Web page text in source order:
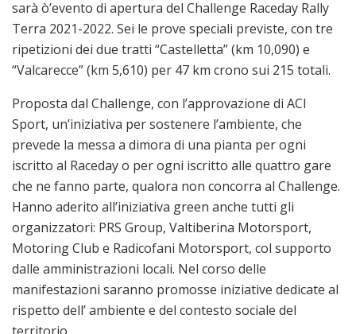
sarà ò’evento di apertura del Challenge Raceday Rally
Terra 2021-2022. Sei le prove speciali previste, con tre
ripetizioni dei due tratti “Castelletta” (km 10,090) e
“Valcarecce” (km 5,610) per 47 km crono sui 215 totali.
Proposta dal Challenge, con l’approvazione di ACI
Sport, un’iniziativa per sostenere l’ambiente, che
prevede la messa a dimora di una pianta per ogni
iscritto al Raceday o per ogni iscritto alle quattro gare
che ne fanno parte, qualora non concorra al Challenge.
Hanno aderito all’iniziativa green anche tutti gli
organizzatori: PRS Group, Valtiberina Motorsport,
Motoring Club e Radicofani Motorsport, col supporto
dalle amministrazioni locali. Nel corso delle
manifestazioni saranno promosse iniziative dedicate al
rispetto dell’ ambiente e del contesto sociale del